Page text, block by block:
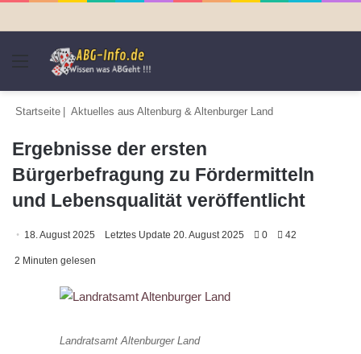
Menü
Startseite | Aktuelles aus Altenburg & Altenburger Land
Ergebnisse der ersten
Bürgerbefragung zu Fördermitteln
und Lebensqualität veröffentlicht
18. August 2025 Letztes Update 20. August 2025 0 42
2 Minuten gelesen
Landratsamt Altenburger Land